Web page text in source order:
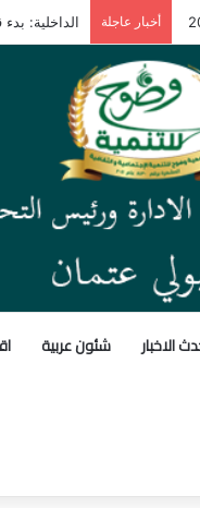
أخبار عاجلة الداخلية:
الاخبار شئون عربية